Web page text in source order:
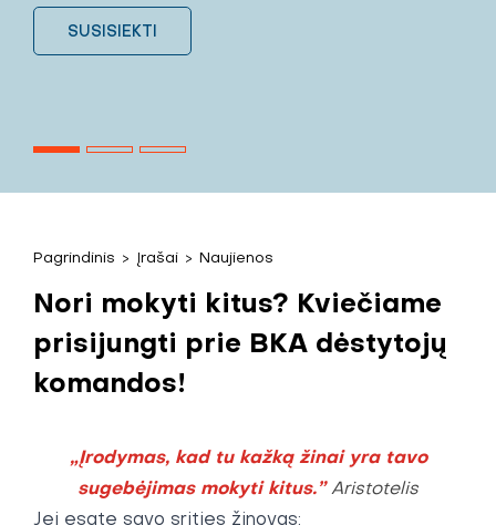
SUSISIEKTI
Pagrindinis > Įrašai > Naujienos
Nori mokyti kitus? Kviečiame
prisijungti prie BKA dėstytojų
komandos!
„Įrodymas, kad tu kažką žinai yra tavo
sugebėjimas mokyti kitus.” Aristotelis
Jei esate savo srities žinovas;